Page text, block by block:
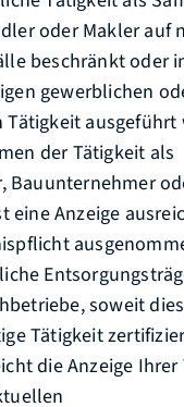
oder Makler auf
beschränkt oder
gewerblichen
ausgeführt
der Tätigkeit als
Bauunternehmer
eine Anzeige
soweit
Tätigkeit
die Anzeige